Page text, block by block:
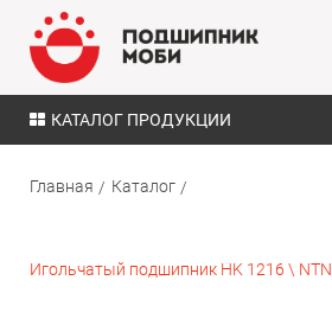
КАТАЛОГ ПРОДУКЦИИ
Главная Каталог
Игольчатый подшипник HK 1216 \ NTN